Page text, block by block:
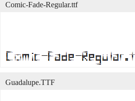
Comic-Fade-Regular.ttf
Guadalupe.TTF